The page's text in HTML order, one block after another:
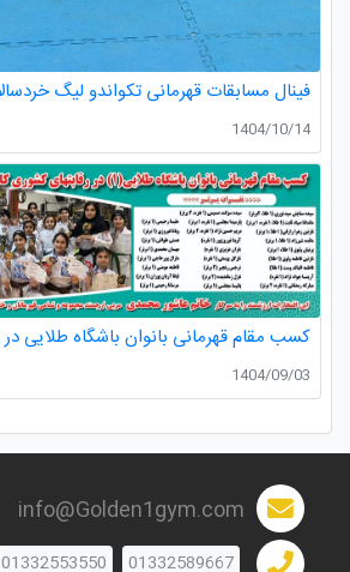
1404/10/14
1404/09/03
info@Golden1gym.com
01332589667
01332553550